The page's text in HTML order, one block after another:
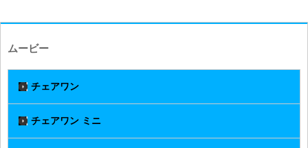
ムービー
チェアワン
チェアワン ミニ